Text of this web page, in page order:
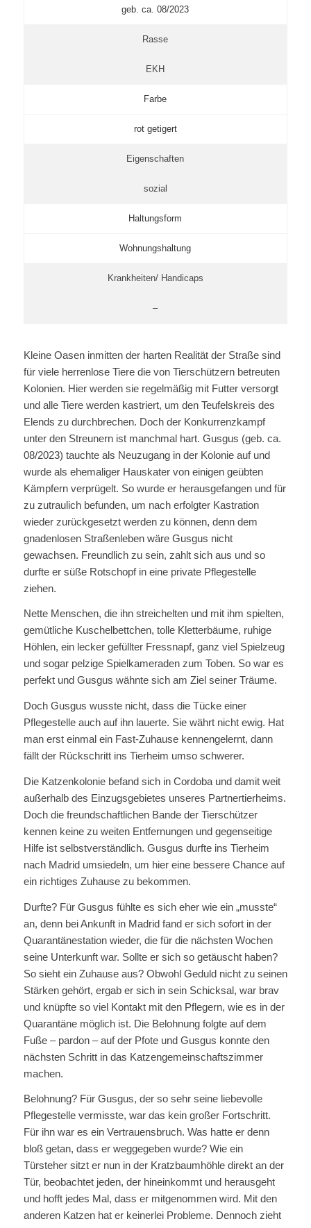
geb. ca. 08/2023
Rasse
EKH
Farbe
rot getigert
Eigenschaften
sozial
Haltungsform
Wohnungshaltung
Krankheiten/ Handicaps
–
Kleine Oasen inmitten der harten Realität der Straße sind
für viele herrenlose Tiere die von Tierschützern betreuten
Kolonien. Hier werden sie regelmäßig mit Futter versorgt
und alle Tiere werden kastriert, um den Teufelskreis des
Elends zu durchbrechen. Doch der Konkurrenzkampf
unter den Streunern ist manchmal hart. Gusgus (geb. ca.
08/2023) tauchte als Neuzugang in der Kolonie auf und
wurde als ehemaliger Hauskater von einigen geübten
Kämpfern verprügelt. So wurde er herausgefangen und für
zu zutraulich befunden, um nach erfolgter Kastration
wieder zurückgesetzt werden zu können, denn dem
gnadenlosen Straßenleben wäre Gusgus nicht
gewachsen. Freundlich zu sein, zahlt sich aus und so
durfte er süße Rotschopf in eine private Pflegestelle
ziehen.
Nette Menschen, die ihn streichelten und mit ihm spielten,
gemütliche Kuschelbettchen, tolle Kletterbäume, ruhige
Höhlen, ein lecker gefüllter Fressnapf, ganz viel Spielzeug
und sogar pelzige Spielkameraden zum Toben. So war es
perfekt und Gusgus wähnte sich am Ziel seiner Träume.
Doch Gusgus wusste nicht, dass die Tücke einer
Pflegestelle auch auf ihn lauerte. Sie währt nicht ewig. Hat
man erst einmal ein Fast-Zuhause kennengelernt, dann
fällt der Rückschritt ins Tierheim umso schwerer.
Die Katzenkolonie befand sich in Cordoba und damit weit
außerhalb des Einzugsgebietes unseres Partnertierheims.
Doch die freundschaftlichen Bande der Tierschützer
kennen keine zu weiten Entfernungen und gegenseitige
Hilfe ist selbstverständlich. Gusgus durfte ins Tierheim
nach Madrid umsiedeln, um hier eine bessere Chance auf
ein richtiges Zuhause zu bekommen.
Durfte? Für Gusgus fühlte es sich eher wie ein „musste“
an, denn bei Ankunft in Madrid fand er sich sofort in der
Quarantänestation wieder, die für die nächsten Wochen
seine Unterkunft war. Sollte er sich so getäuscht haben?
So sieht ein Zuhause aus? Obwohl Geduld nicht zu seinen
Stärken gehört, ergab er sich in sein Schicksal, war brav
und knüpfte so viel Kontakt mit den Pflegern, wie es in der
Quarantäne möglich ist. Die Belohnung folgte auf dem
Fuße – pardon – auf der Pfote und Gusgus konnte den
nächsten Schritt in das Katzengemeinschaftszimmer
machen.
Belohnung? Für Gusgus, der so sehr seine liebevolle
Pflegestelle vermisste, war das kein großer Fortschritt.
Für ihn war es ein Vertrauensbruch. Was hatte er denn
bloß getan, dass er weggegeben wurde? Wie ein
Türsteher sitzt er nun in der Kratzbaumhöhle direkt an der
Tür, beobachtet jeden, der hineinkommt und herausgeht
und hofft jedes Mal, dass er mitgenommen wird. Mit den
anderen Katzen hat er keinerlei Probleme. Dennoch zieht